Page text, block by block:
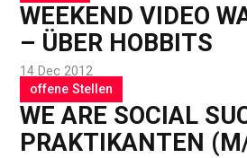
WEEKEND VIDEO
– ÜBER HOBBITS
14 Dec 2012
offene Stellen
WE ARE SOCIAL
PRAKTIKANTEN